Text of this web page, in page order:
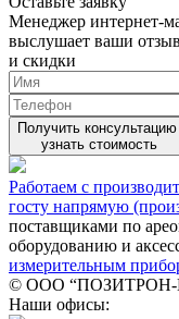
Менеджер интернет-
выслушает ваши
и скидки
Получить консультацию
узнать стоимость
Работаем с
госту напрямую
поставщиками по
оборудованию и
измерительным
© ООО “ПОЗИТРОН-
Наши офисы: